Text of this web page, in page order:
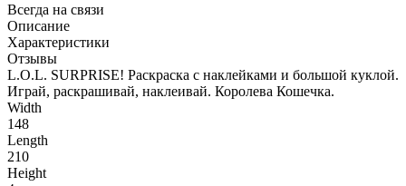
Всегда на связи
Описание
Характеристики
Отзывы
L.O.L. SURPRISE! Раскраска с наклейками и большой куклой.
Играй, раскрашивай, наклеивай. Королева Кошечка.
Width
148
Length
210
Height